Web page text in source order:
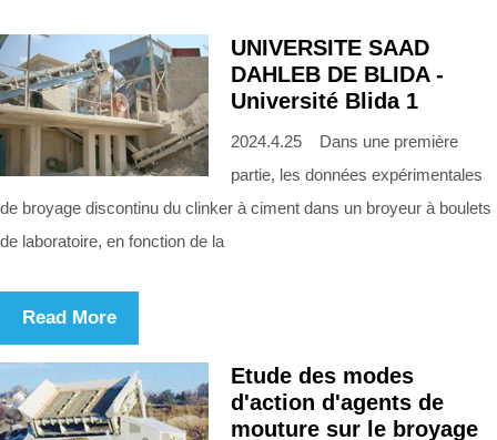
UNIVERSITE SAAD
DAHLEB DE BLIDA -
Université Blida 1
2024.4.25 Dans une première
partie, les données expérimentales
de broyage discontinu du clinker à ciment dans un broyeur à boulets
de laboratoire, en fonction de la
Read More
Etude des modes
d'action d'agents de
mouture sur le broyage